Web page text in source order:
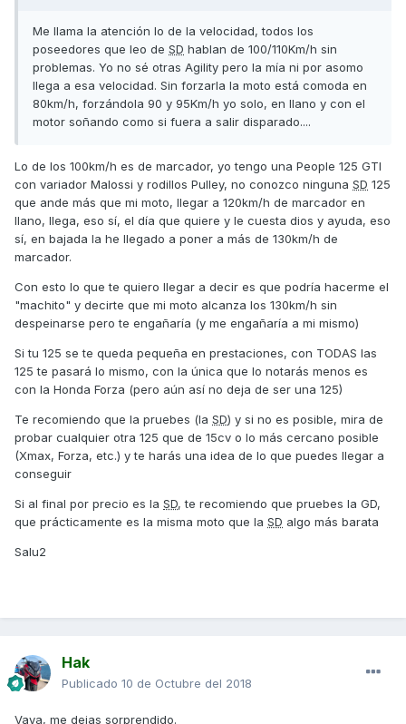
Me llama la atención lo de la velocidad, todos los
poseedores que leo de SD hablan de 100/110Km/h sin
problemas. Yo no sé otras Agility pero la mía ni por asomo
llega a esa velocidad. Sin forzarla la moto está comoda en
80km/h, forzándola 90 y 95Km/h yo solo, en llano y con el
motor soñando como si fuera a salir disparado....
Lo de los 100km/h es de marcador, yo tengo una People 125 GTI
con variador Malossi y rodillos Pulley, no conozco ninguna SD 125
que ande más que mi moto, llegar a 120km/h de marcador en
llano, llega, eso sí, el día que quiere y le cuesta dios y ayuda, eso
sí, en bajada la he llegado a poner a más de 130km/h de
marcador.
Con esto lo que te quiero llegar a decir es que podría hacerme el
"machito" y decirte que mi moto alcanza los 130km/h sin
despeinarse pero te engañaría (y me engañaría a mi mismo)
Si tu 125 se te queda pequeña en prestaciones, con TODAS las
125 te pasará lo mismo, con la única que lo notarás menos es
con la Honda Forza (pero aún así no deja de ser una 125)
Te recomiendo que la pruebes (la SD) y si no es posible, mira de
probar cualquier otra 125 que de 15cv o lo más cercano posible
(Xmax, Forza, etc.) y te harás una idea de lo que puedes llegar a
conseguir
Si al final por precio es la SD, te recomiendo que pruebes la GD,
que prácticamente es la misma moto que la SD algo más barata
Salu2
Hak
Publicado 10 de Octubre del 2018
Vaya, me dejas sorprendido.